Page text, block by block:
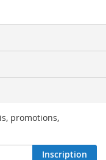
promotions,
Inscription